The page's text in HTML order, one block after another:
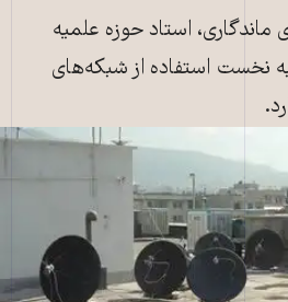
استاد حوزه علميه
نخست استفاده از شبکه‌های